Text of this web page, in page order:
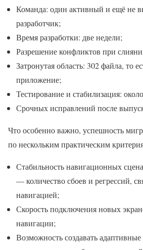
Команда: один активный и ещё не
разработчик;
Время разработки: две недели;
Разрешение конфликтов при
Затронутая область: 302 файла, то
приложение;
Тестирование и стабилизация:
Срочных исправлений после
Что особенно важно, успешность
по нескольким практическим
Стабильность навигационных
— количество сбоев и регрессий,
навигацией;
Скорость подключения новых
навигации;
Возможность создавать